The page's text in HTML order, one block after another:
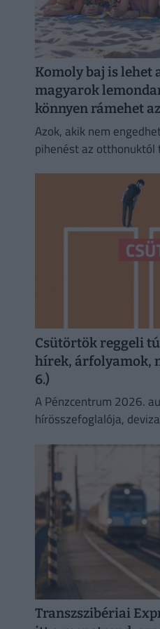
Komoly baj is lehet
magyarok
könnyen rámehet
Azok, akik nem
pihenést az otthonuktól
Csütörtök reggeli
hírek, árfolyamok,
6.)
A Pénzcentrum 2026.
hírösszefoglalója,
helyen!
Transzszibériai